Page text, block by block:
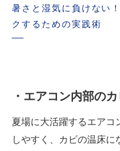
暑さと湿気に負けない
クするための実践術
・エアコン内部の
夏場に大活躍するエアコ
しやすく、カビの温床に